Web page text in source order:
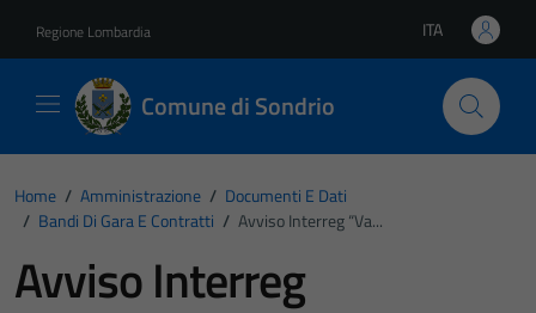
Regione Lombardia Lingua attiva:
ITA
Comune di Sondrio
Home / Amministrazione / Documenti E Dati
/ Bandi Di Gara E Contratti / Avviso Interreg “va...
Avviso Interreg